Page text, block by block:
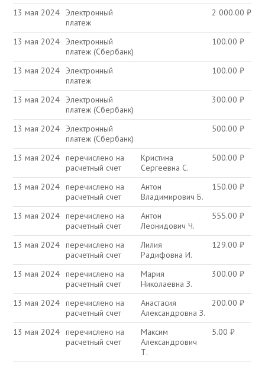
13 мая 2024 Электронный
платеж
2 000.00₽
13 мая 2024 Электронный
платеж (Сбербанк)
100.00₽
13 мая 2024 Электронный
платеж
100.00₽
13 мая 2024 Электронный
платеж (Сбербанк)
300.00₽
13 мая 2024 Электронный
платеж (Сбербанк)
500.00₽
13 мая 2024 перечислено на
расчетный счет
Кристина
Сергеевна С.
500.00₽
13 мая 2024 перечислено на
расчетный счет
Антон
Владимирович Б.
150.00₽
13 мая 2024 перечислено на
расчетный счет
Антон
Леонидович Ч.
555.00₽
13 мая 2024 перечислено на
расчетный счет
Лилия
Радифовна И.
129.00₽
13 мая 2024 перечислено на
расчетный счет
Мария
Николаевна З.
300.00₽
13 мая 2024 перечислено на
расчетный счет
Анастасия
Александровна З.
200.00₽
13 мая 2024 перечислено на
расчетный счет
Максим
Александрович
Т.
5.00₽